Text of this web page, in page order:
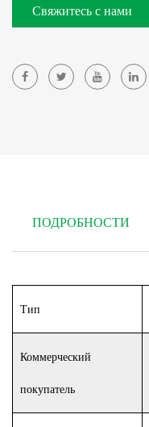
Свяжитесь с нами
ПОДРОБНОСТИ
Тип
Коммерческий
покупатель